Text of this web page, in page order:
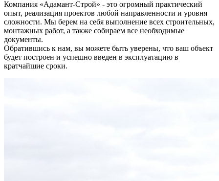
Компания «Адамант-Строй» - это огромный практический
опыт, реализация проектов любой направленности и уровня
сложности. Мы берем на себя выполнение всех строительных,
монтажных работ, а также собираем все необходимые
документы.
Обратившись к нам, вы можете быть уверены, что ваш объект
будет построен и успешно введен в эксплуатацию в
кратчайшие сроки.